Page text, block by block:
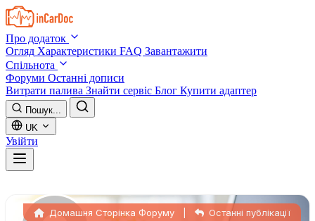
Skip to main content
Про додаток
Огляд Характеристики FAQ Завантажити
Спільнота
Форуми Останні дописи
Витрати палива Знайти сервіс Блог Купити адаптер
Пошук...
UK
Увійти
Домашня Сторінка Форуму Останні публікації